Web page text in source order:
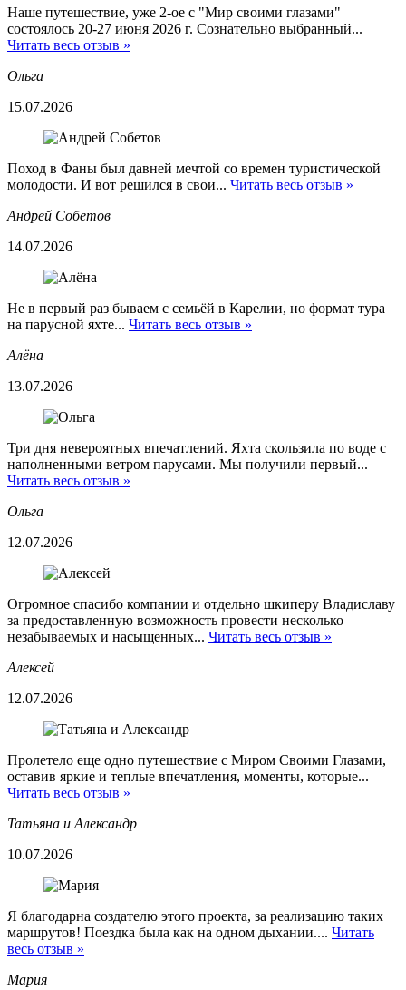
Наше путешествие, уже 2-ое с "Мир своими глазами"
состоялось 20-27 июня 2026 г. Сознательно выбранный...
Читать весь отзыв »
Ольга
15.07.2026
Поход в Фаны был давней мечтой со времен туристической
молодости. И вот решился в свои... Читать весь отзыв »
Андрей Собетов
14.07.2026
Не в первый раз бываем с семьёй в Карелии, но формат тура
на парусной яхте... Читать весь отзыв »
Алёна
13.07.2026
Три дня невероятных впечатлений. Яхта скользила по воде с
наполненными ветром парусами. Мы получили первый...
Читать весь отзыв »
Ольга
12.07.2026
Огромное спасибо компании и отдельно шкиперу Владиславу
за предоставленную возможность провести несколько
незабываемых и насыщенных... Читать весь отзыв »
Алексей
12.07.2026
Пролетело еще одно путешествие с Миром Своими Глазами,
оставив яркие и теплые впечатления, моменты, которые...
Читать весь отзыв »
Татьяна и Александр
10.07.2026
Я благодарна создателю этого проекта, за реализацию таких
маршрутов! Поездка была как на одном дыхании.... Читать
весь отзыв »
Мария